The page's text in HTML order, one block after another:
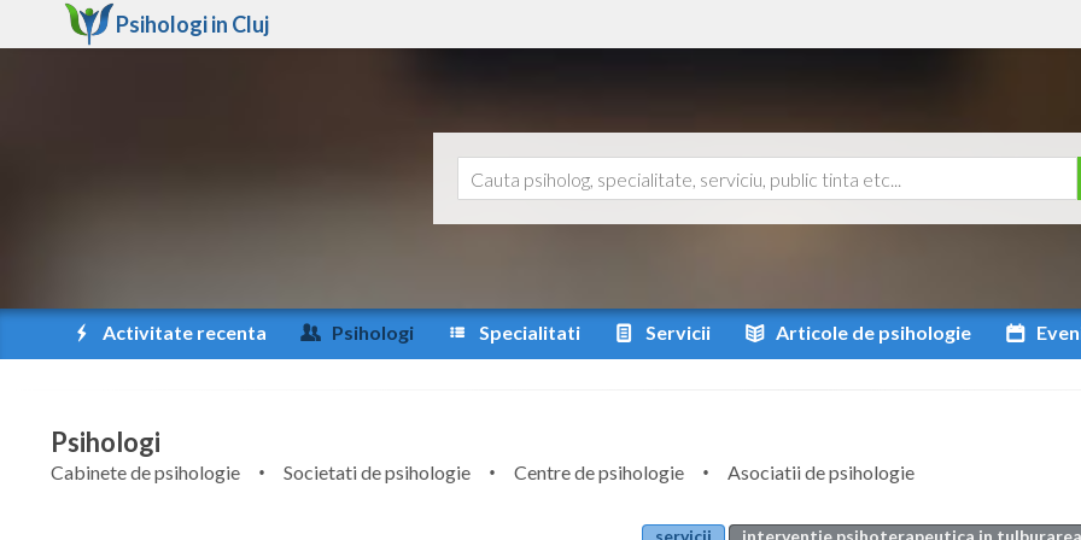
Psihologi in Cluj
Activitate recenta Psihologi Specialitati Servicii Articole de psihologie
Psihologi
Cabinete de psihologie Societati de psihologie Centre de psihologie
Asociatii de psihologie
servicii
interventie psihoterapeutica in